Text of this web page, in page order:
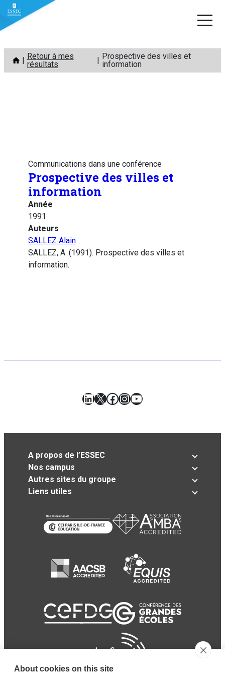
Aller
contenu
Retour à mes
résultats
Prospective des villes et
information
Communications dans une conférence
Prospective des villes et
information
Année
1991
Auteurs
SALLEZ Alain
SALLEZ, A. (1991). Prospective des villes et
information.
LinkedIn
X Facebook
Instagram
YouTube
A propos de l’ESSEC
Nos campus
Autres sites du groupe
Liens utiles
About cookies on this site